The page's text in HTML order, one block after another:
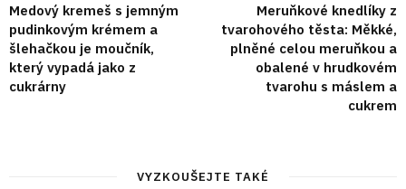
Medový kremeš s jemným
pudinkovým krémem a
šlehačkou je moučník,
který vypadá jako z
cukrárny
Meruňkové knedlíky z
tvarohového těsta: Měkké,
plněné celou meruňkou a
obalené v hrudkovém
tvarohu s máslem a
cukrem
VYZKOUŠEJTE TAKÉ